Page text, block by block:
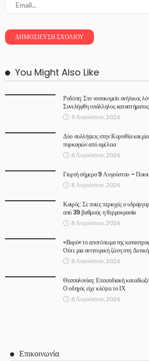
You Might Also Like
Ροδόπη: Στο νοσοκομείο ανήλικος
Συνελήφθη υπάλληλος καταστήματος
9 Αυγούστου, 2026
Δύο συλλήψεις στην Κορινθία και
πυρκαγιών από αμέλεια
8 Αυγούστου, 2026
Γιορτή σήμερα 9 Αυγούστου – Ποιοι
8 Αυγούστου, 2026
Καιρός: Σε ποιες περιοχές ο
από 39 βαθμούς η θερμοκρασία
8 Αυγούστου, 2026
«Βαρύ» το αποτύπωμα της
Ούτε μια αντιπυρική ζώνη στη
8 Αυγούστου, 2026
Θεσσαλονίκη: Επεισοδιακή
Ο οδηγός είχε κλέψει το ΙΧ
8 Αυγούστου, 2026
Επικοινωνία